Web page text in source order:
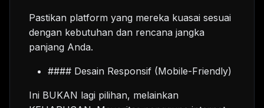
Pastikan platform yang mereka kuasai sesuai
dengan kebutuhan dan rencana jangka
panjang Anda.
#### Desain Responsif (Mobile-Friendly)
Ini BUKAN lagi pilihan, melainkan